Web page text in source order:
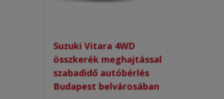
Suzuki Vitara 4WD
összkerék meghajtással
szabadidő autóbérlés
Budapest belvárosában